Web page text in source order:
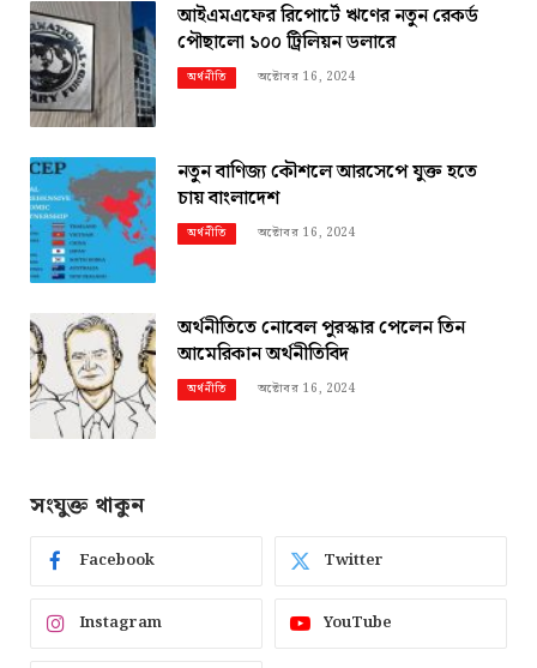
আইএমএফের রিপোর্টে ঋণের নতুন রেকর্ড
পৌছালো ১০০ ট্রিলিয়ন ডলারে
অর্থনীতি অক্টোবর 16, 2024
নতুন বাণিজ্য কৌশলে আরসেপে যুক্ত হতে
চায় বাংলাদেশ
অর্থনীতি অক্টোবর 16, 2024
অর্থনীতিতে নোবেল পুরস্কার পেলেন তিন
আমেরিকান অর্থনীতিবিদ
অর্থনীতি অক্টোবর 16, 2024
সংযুক্ত থাকুন
Facebook Twitter
Instagram YouTube